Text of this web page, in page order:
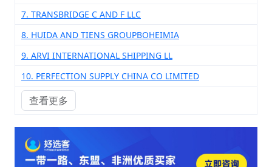
7. TRANSBRIDGE C AND F LLC
8. HUIDA AND TIENS GROUPBOHEIMIA
9. ARVI INTERNATIONAL SHIPPING LL
10. PERFECTION SUPPLY CHINA CO LIMITED
查看更多